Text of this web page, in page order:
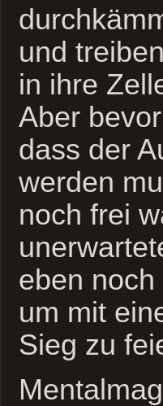
und
in ihre
Aber
dass der
werden
noch frei
eben
um mit
Sieg zu